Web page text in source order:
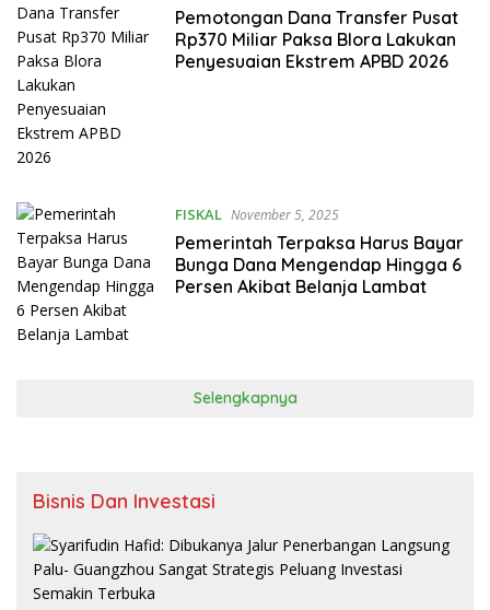
Pemotongan Dana Transfer Pusat
Rp370 Miliar Paksa Blora Lakukan
Penyesuaian Ekstrem APBD 2026
FISKAL November 5, 2025
Pemerintah Terpaksa Harus Bayar
Bunga Dana Mengendap Hingga 6
Persen Akibat Belanja Lambat
Selengkapnya
Bisnis Dan Investasi